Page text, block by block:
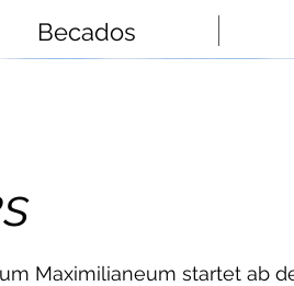
Becados
Maximilianeum startet ab